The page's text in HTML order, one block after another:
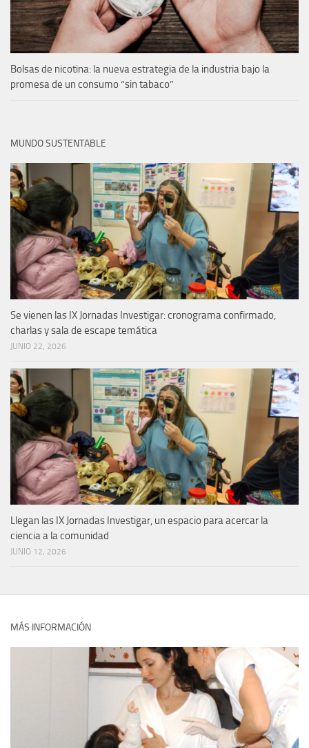
Bolsas de nicotina: la nueva estrategia de la industria bajo la
promesa de un consumo “sin tabaco”
MUNDO SUSTENTABLE
Se vienen las IX Jornadas Investigar: cronograma confirmado,
charlas y sala de escape temática
JUNIO 22, 2026
Llegan las IX Jornadas Investigar, un espacio para acercar la
ciencia a la comunidad
JUNIO 12, 2026
MÁS INFORMACIÓN